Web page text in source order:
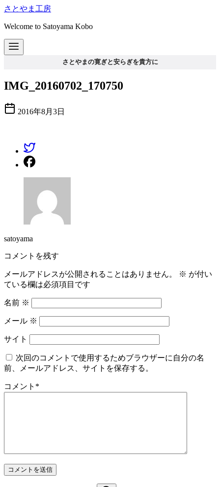
コ
テ
ン
ツ
動
さとやま工房
Welcome to Satoyama Kobo
さとやまの寛ぎと安らぎを貴方に
IMG_20160702_170750
2016年8月3日
satoyama
コメントを残す
メールアドレスが公開されることはありません。 ※ が付い
ている欄は必須項目です
名前 ※
メール ※
サイト
次回のコメントで使用するためブラウザーに自分の名
前、メールアドレス、サイトを保存する。
コメント *